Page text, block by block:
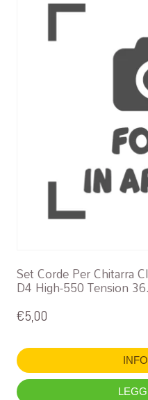
Set Corde Per Chitarra
D4 High-550 Tension
€5,00